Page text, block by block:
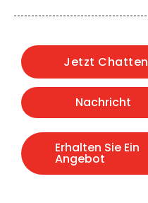
Jetzt Chatten
Nachricht
Erhalten Sie Ein
Angebot